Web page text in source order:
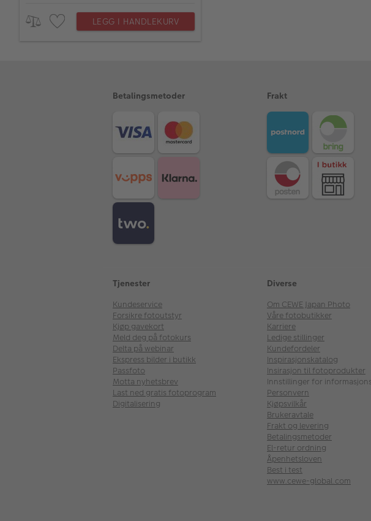
LEGG I HANDLEKURV
Betalingsmetoder Frakt
Tjenester
Kundeservice
Forsikre fotoutstyr
Kjøp gavekort
Meld deg på fotokurs
Delta på webinar
Ekspress bilder i butikk
Passfoto
Motta nyhetsbrev
Last ned gratis fotoprogram
Digitalisering
Diverse
Om CEWE Japan Photo
Våre fotobutikker
Karriere
Ledige stillinger
Kundefordeler
Inspirasjonskatalog
Insirasjon til fotoprodukter
Innstillinger for
Personvern
Kjøpsvilkår
Brukeravtale
Frakt og levering
Betalingsmetoder
El-retur ordning
Åpenhetsloven
Best i test
www.cewe-global.com